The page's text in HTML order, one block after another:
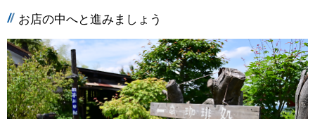
お店の中へと進みましょう